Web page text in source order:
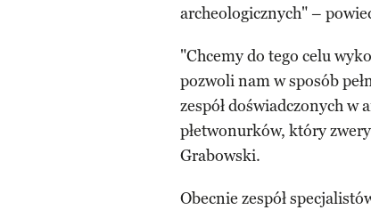
archeologicznych" –
"Chcemy do tego celu
pozwoli nam w sposób
zespół doświadczonych w
płetwonurków, który
Grabowski.
Obecnie zespół